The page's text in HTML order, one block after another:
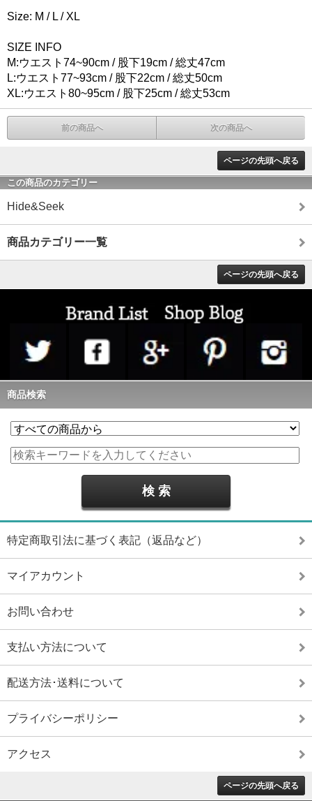
Size: M / L / XL
SIZE INFO
M:ウエスト74~90cm / 股下19cm / 総丈47cm
L:ウエスト77~93cm / 股下22cm / 総丈50cm
XL:ウエスト80~95cm / 股下25cm / 総丈53cm
前の商品へ 次の商品へ
ページの先頭へ戻る
この商品のカテゴリー
Hide&Seek
商品カテゴリー一覧
ページの先頭へ戻る
商品検索
特定商取引法に基づく表記（返品など）
マイアカウント
お問い合わせ
支払い方法について
配送方法･送料について
プライバシーポリシー
アクセス
ページの先頭へ戻る